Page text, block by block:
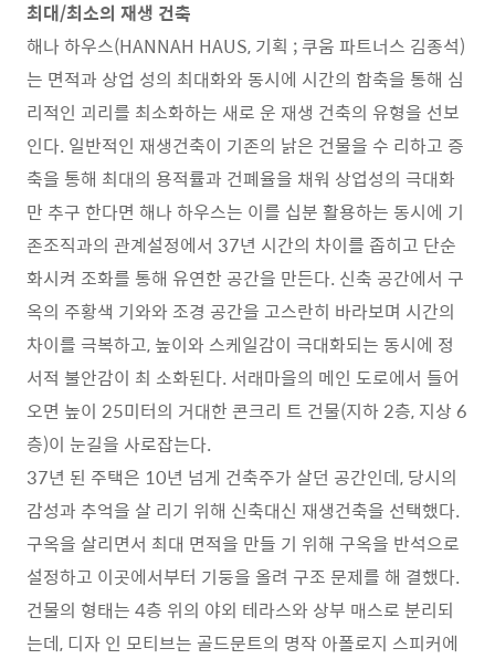
최대/최소의 재생 건축
해나 하우스(HANNAH HAUS, 기획 ; 쿠움 파트너스 김종석)
는 면적과 상업 성의 최대화와 동시에 시간의 함축을 통해 심
리적인 괴리를 최소화하는 새로 운 재생 건축의 유형을 선보
인다. 일반적인 재생건축이 기존의 낡은 건물을 수 리하고 증
축을 통해 최대의 용적률과 건폐율을 채워 상업성의 극대화
만 추구 한다면 해나 하우스는 이를 십분 활용하는 동시에 기
존조직과의 관계설정에서 37년 시간의 차이를 좁히고 단순
화시켜 조화를 통해 유연한 공간을 만든다. 신축 공간에서 구
옥의 주황색 기와와 조경 공간을 고스란히 바라보며 시간의
차이를 극복하고, 높이와 스케일감이 극대화되는 동시에 정
서적 불안감이 최 소화된다. 서래마을의 메인 도로에서 들어
오면 높이 25미터의 거대한 콘크리 트 건물(지하 2층, 지상 6
층)이 눈길을 사로잡는다.
37년 된 주택은 10년 넘게 건축주가 살던 공간인데, 당시의
감성과 추억을 살 리기 위해 신축대신 재생건축을 선택했다.
구옥을 살리면서 최대 면적을 만들 기 위해 구옥을 반석으로
설정하고 이곳에서부터 기둥을 올려 구조 문제를 해 결했다.
건물의 형태는 4층 위의 야외 테라스와 상부 매스로 분리되
는데, 디자 인 모티브는 골드문트의 명작 아폴로지 스피커에